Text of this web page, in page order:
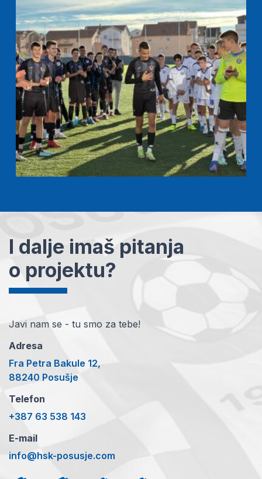
I dalje imaš pitanja
o projektu?
Javi nam se - tu smo za tebe!
Adresa
Fra Petra Bakule 12,
88240 Posušje
Telefon
+387 63 538 143
E-mail
info@hsk-posusje.com